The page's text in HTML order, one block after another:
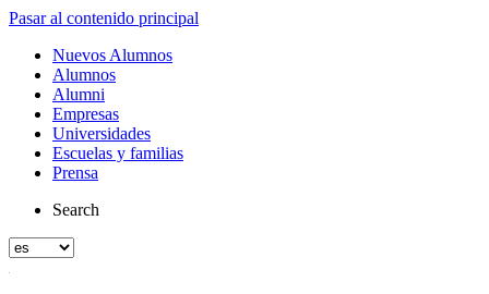
Pasar al contenido principal
Nuevos Alumnos
Alumnos
Alumni
Empresas
Universidades
Escuelas y familias
Prensa
Search